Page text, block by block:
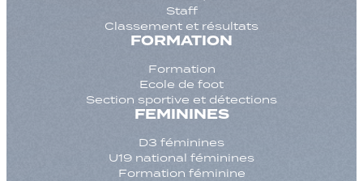
Staff
Classement et résultats
FORMATION
Formation
Ecole de foot
Section sportive et détections
FEMININES
D3 féminines
U19 national féminines
Formation féminine